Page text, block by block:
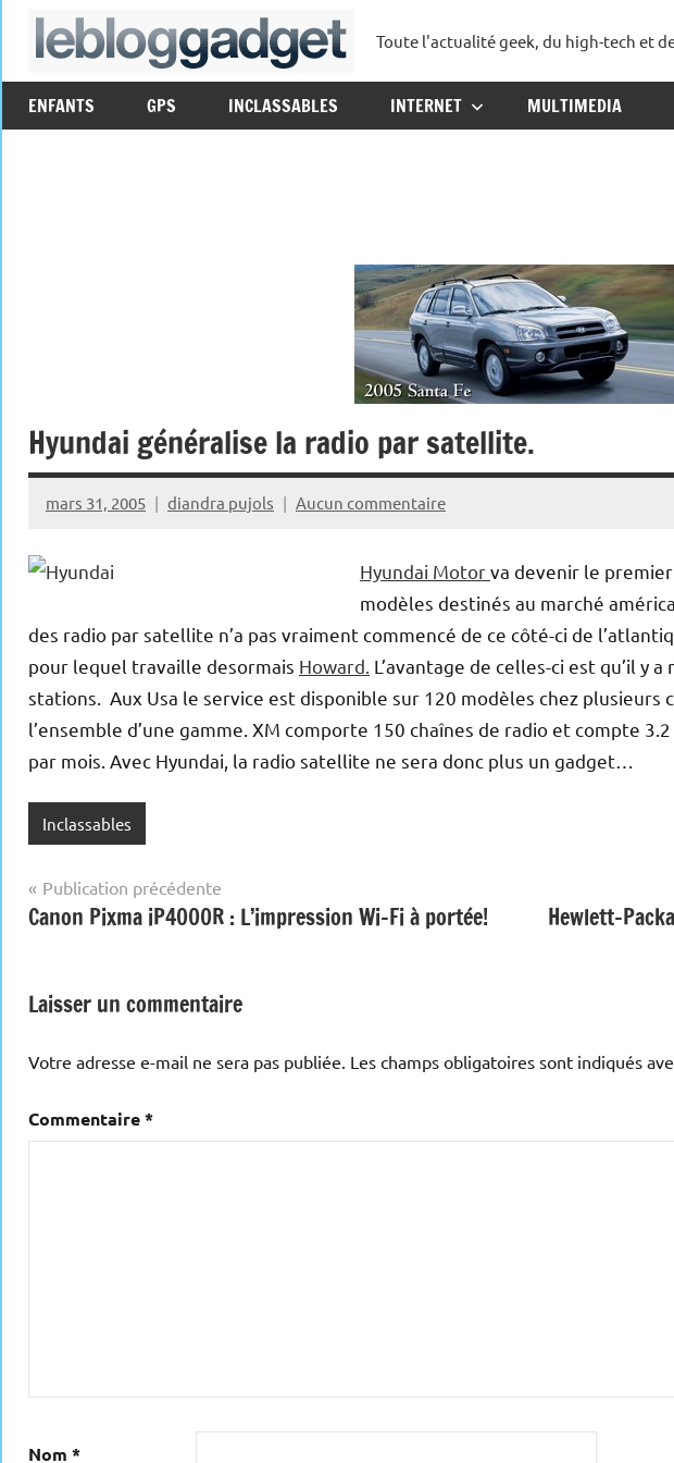
Aller
lebloggadget
Toute l'actualité geek, du high-tech et
ENFANTS GPS INCLASSABLES INTERNET MULTIMEDIA
Hyundai généralise la radio par satellite.
mars 31, 2005 diandra pujols Aucun commentaire
Hyundai Motorva devenir le
modèles destinés au marché
des radio par satellite n’a pas vraiment commencé de ce côté-ci de
pour lequel travaille desormais Howard. L’avantage de celles-ci est qu’il y
stations. Aux Usa le service est disponible sur 120 modèles chez plusieurs
l’ensemble d’une gamme. XM comporte 150 chaînes de radio et compte
par mois. Avec Hyundai, la radio satellite ne sera donc plus un gadget…
Inclassables
Navigation
de
Publication précédente
Canon Pixma iP4000R : L’impression Wi-Fi à portée!
Hewlett-
Laisser un commentaire
Votre adresse e-mail ne sera pas publiée. Les champs obligatoires sont indiqués
Commentaire*
Nom *